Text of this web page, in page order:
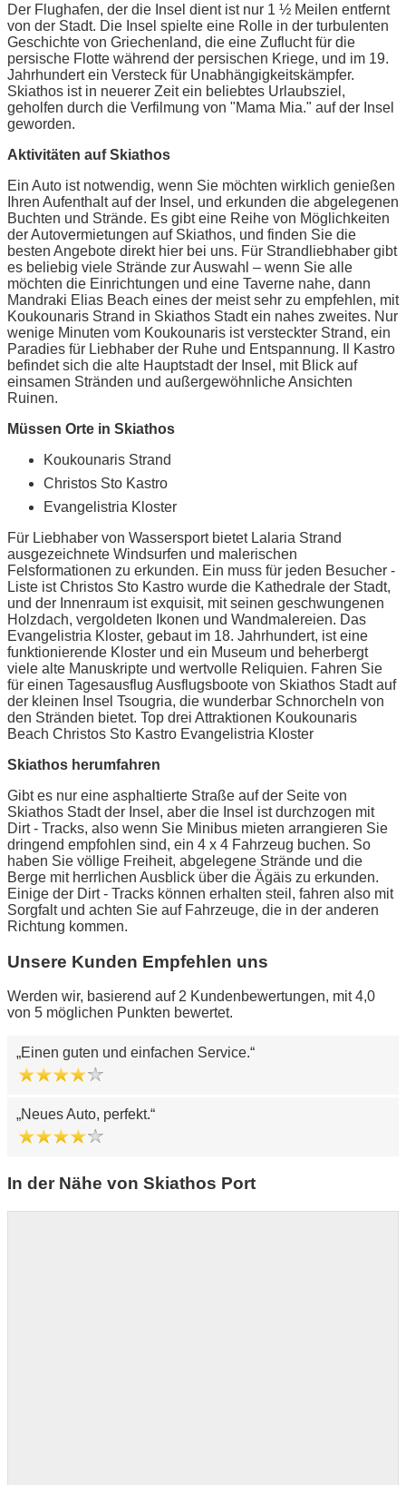
Der Flughafen, der die Insel dient ist nur 1 ½ Meilen entfernt
von der Stadt. Die Insel spielte eine Rolle in der turbulenten
Geschichte von Griechenland, die eine Zuflucht für die
persische Flotte während der persischen Kriege, und im 19.
Jahrhundert ein Versteck für Unabhängigkeitskämpfer.
Skiathos ist in neuerer Zeit ein beliebtes Urlaubsziel,
geholfen durch die Verfilmung von "Mama Mia." auf der Insel
geworden.
Aktivitäten auf Skiathos
Ein Auto ist notwendig, wenn Sie möchten wirklich genießen
Ihren Aufenthalt auf der Insel, und erkunden die abgelegenen
Buchten und Strände. Es gibt eine Reihe von Möglichkeiten
der Autovermietungen auf Skiathos, und finden Sie die
besten Angebote direkt hier bei uns. Für Strandliebhaber gibt
es beliebig viele Strände zur Auswahl – wenn Sie alle
möchten die Einrichtungen und eine Taverne nahe, dann
Mandraki Elias Beach eines der meist sehr zu empfehlen, mit
Koukounaris Strand in Skiathos Stadt ein nahes zweites. Nur
wenige Minuten vom Koukounaris ist versteckter Strand, ein
Paradies für Liebhaber der Ruhe und Entspannung. Il Kastro
befindet sich die alte Hauptstadt der Insel, mit Blick auf
einsamen Stränden und außergewöhnliche Ansichten
Ruinen.
Müssen Orte in Skiathos
Koukounaris Strand
Christos Sto Kastro
Evangelistria Kloster
Für Liebhaber von Wassersport bietet Lalaria Strand
ausgezeichnete Windsurfen und malerischen
Felsformationen zu erkunden. Ein muss für jeden Besucher -
Liste ist Christos Sto Kastro wurde die Kathedrale der Stadt,
und der Innenraum ist exquisit, mit seinen geschwungenen
Holzdach, vergoldeten Ikonen und Wandmalereien. Das
Evangelistria Kloster, gebaut im 18. Jahrhundert, ist eine
funktionierende Kloster und ein Museum und beherbergt
viele alte Manuskripte und wertvolle Reliquien. Fahren Sie
für einen Tagesausflug Ausflugsboote von Skiathos Stadt auf
der kleinen Insel Tsougria, die wunderbar Schnorcheln von
den Stränden bietet. Top drei Attraktionen Koukounaris
Beach Christos Sto Kastro Evangelistria Kloster
Skiathos herumfahren
Gibt es nur eine asphaltierte Straße auf der Seite von
Skiathos Stadt der Insel, aber die Insel ist durchzogen mit
Dirt - Tracks, also wenn Sie Minibus mieten arrangieren Sie
dringend empfohlen sind, ein 4 x 4 Fahrzeug buchen. So
haben Sie völlige Freiheit, abgelegene Strände und die
Berge mit herrlichen Ausblick über die Ägäis zu erkunden.
Einige der Dirt - Tracks können erhalten steil, fahren also mit
Sorgfalt und achten Sie auf Fahrzeuge, die in der anderen
Richtung kommen.
Unsere Kunden Empfehlen uns
Werden wir, basierend auf 2 Kundenbewertungen, mit 4,0
von 5 möglichen Punkten bewertet.
Einen guten und einfachen Service.
Neues Auto, perfekt.
In der Nähe von Skiathos Port